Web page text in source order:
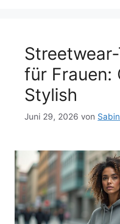
für Frauen:
Stylish
Juni 29, 2026 von